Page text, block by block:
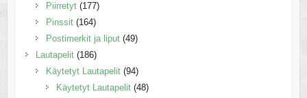
Piirretyt (177)
Pinssit (164)
Postimerkit ja liput (49)
Lautapelit (186)
Käytetyt Lautapelit (94)
Käytetyt Lautapelit (48)